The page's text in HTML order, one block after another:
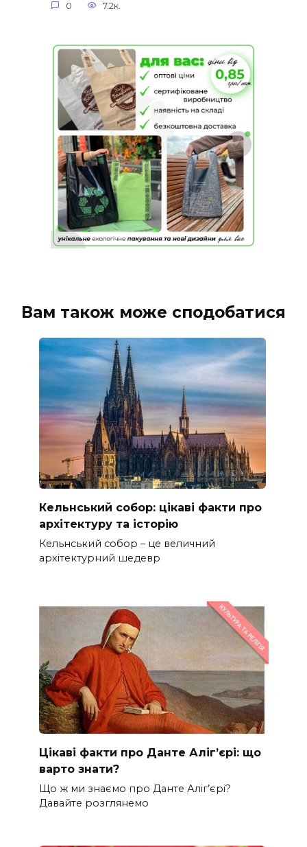
0 7.2к.
Вам також може сподобатися
Кельнський собор: цікаві факти про
архітектуру та історію
Кельнський собор – це величний
архітектурний шедевр
Цікаві факти про Данте Аліг’єрі: що
варто знати?
Що ж ми знаємо про Данте Аліг’єрі?
Давайте розглянемо